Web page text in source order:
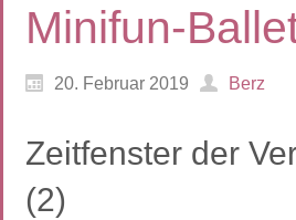
Minifun-
20. Februar 2019 Berz
Zeitfenster der
(2)